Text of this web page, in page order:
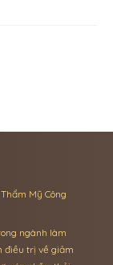
Mỹ Công
ngành làm
điều trị về giảm